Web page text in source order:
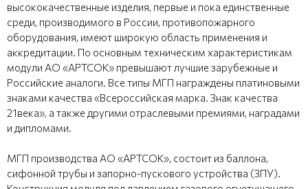
высококачественные изделия, первые и пока единственные
среди, производимого в России, противопожарного
оборудования, имеют широкую область применения и
аккредитации. По основным техническим характеристикам
модули АО «АРТСОК» превышают лучшие зарубежные и
Российские аналоги. Все типы МГП награждены платиновыми
знаками качества «Всероссийская марка. Знак качества
21века», а также другими отраслевыми премиями, наградами
и дипломами.
МГП производства АО «АРТСОК», состоит из баллона,
сифонной трубы и запорно-пускового устройства (ЗПУ).